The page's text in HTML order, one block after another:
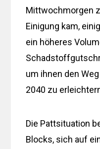
Mittwochmorgen
Einigung kam,
ein höheres
um ihnen den
2040 zu
Die Pattsituation
Blocks, sich auf